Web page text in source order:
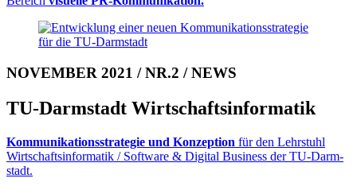
NOVEMBER 2021 / NR.2 / NEWS
TU-Darmstadt Wirtschafts­informatik
Kommunikationsstrategie und Konzeption für den Lehrstuhl
Wirtschaftsinformatik / Software & Digital Business der TU-Darm­
stadt.